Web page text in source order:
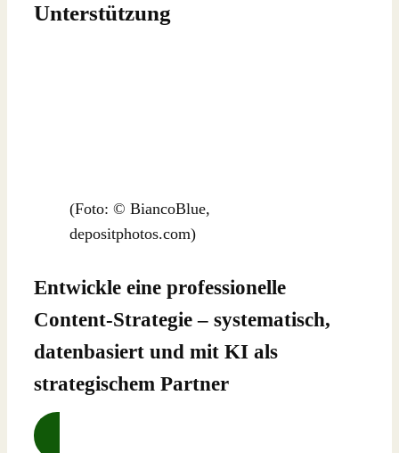
Unterstützung
(Foto: © BiancoBlue,
depositphotos.com)
Entwickle eine professionelle
Content-Strategie – systematisch,
datenbasiert und mit KI als
strategischem Partner